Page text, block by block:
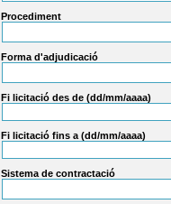
Procediment
Forma d'adjudicació
Fi licitació des de (dd/mm/aaaa)
Fi licitació fins a (dd/mm/aaaa)
Sistema de contractació